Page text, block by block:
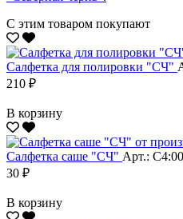
С этим товаром покупают
Салфетка для полировки "CЧ"
210 ₽
В корзину
Салфетка саше "CЧ" Арт.:
30 ₽
В корзину